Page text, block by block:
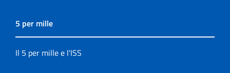
5 per mille
Il 5 per mille e l'ISS